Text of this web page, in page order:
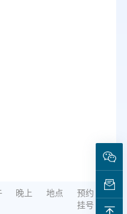
晚上 地点
预约
挂号